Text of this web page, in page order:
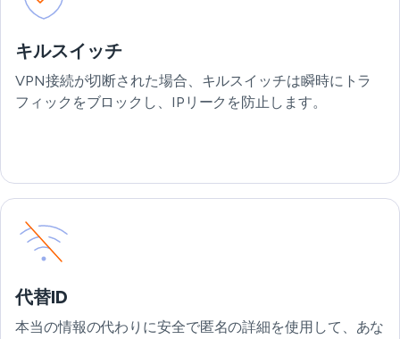
キルスイッチ
VPN接続が切断された場合、キルスイッチは瞬時にトラ
フィックをブロックし、IPリークを防止します。
代替ID
本当の情報の代わりに安全で匿名の詳細を使用して、あな